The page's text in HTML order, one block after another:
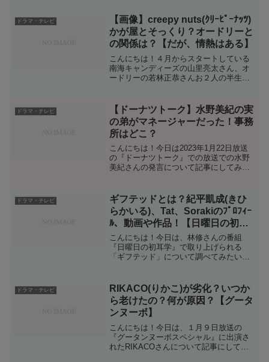
す＾＾動画を見て驚くのがこの豪華なキ
ャスト...
ドラマ・テレビ
【画像】creepy nuts(ｸﾘｰﾋﾟｰﾅｯﾂ)
かが屋とそっくり？オードリーと
の関係は？【だが、情熱はある】
こんにちは！４月からスタートしている
南海キャンディーズの山里亮太さん、オ
ードリーの若林正恭さんお２人の半生を
＾＾さて、現在５話までが終わり、６話
の予告がされている...
ドラマ・テレビ
【ドーナツトーク】水野美紀の実
の弟がマネージャーだった！事務
所はどこ？
こんにちは！今日は2023年1月22日放送
の『ドーナツトーク』での放送での水野
美紀さんの発言について記事にしてみま
ぞれの兄弟エピソードを語っている時に
水野美紀さ...
ドラマ・テレビ
ギフテッドとは？紀平凱成(きひ
らかいる)、Tat、Sorakiのﾌﾟﾛﾌｨｰ
ﾙ、動画や作品！【日曜日の初耳
学】
こんにちは！今日は、林修さんの番組
『日曜日の初耳学』で取り上げられる
「ギフテッド」について調べてみたいと
す。１人目はピアニストの紀平凱成(きひ
らかいる)さん、２人目が写...
ドラマ・テレビ
RIKACO(りかこ)が劣化？いつか
ら老けたの？何が原因？【グータ
ンヌーボ】
こんにちは！今日は、１月９日放送の
『グータンヌーボスペシャル』に出演さ
れたRIKACOさんについて記事にしてみ